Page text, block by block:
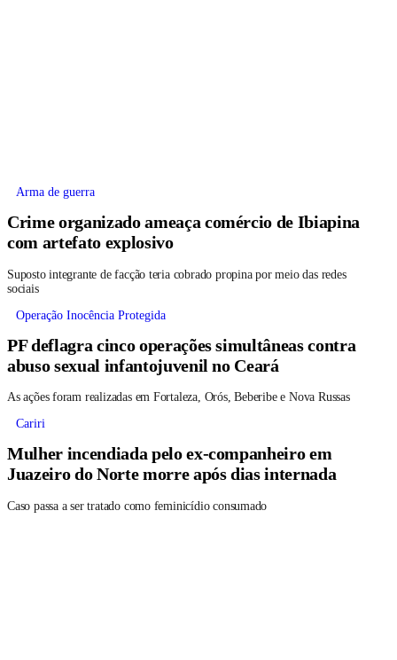
Arma de guerra
Crime organizado ameaça comércio de Ibiapina
com artefato explosivo
Suposto integrante de facção teria cobrado propina por meio das redes
sociais
Operação Inocência Protegida
PF deflagra cinco operações simultâneas contra
abuso sexual infantojuvenil no Ceará
As ações foram realizadas em Fortaleza, Orós, Beberibe e Nova Russas
Cariri
Mulher incendiada pelo ex-companheiro em
Juazeiro do Norte morre após dias internada
Caso passa a ser tratado como feminicídio consumado